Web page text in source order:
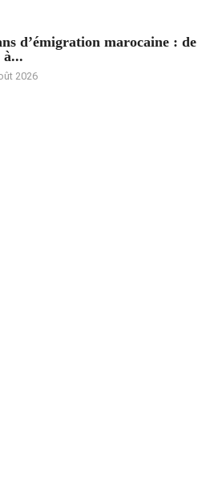
d’émigration marocaine : de
à...
2026